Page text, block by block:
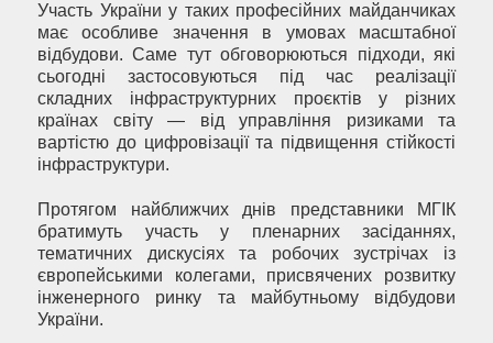
Участь України у таких професійних майданчиках
має особливе значення в умовах масштабної
відбудови. Саме тут обговорюються підходи, які
сьогодні застосовуються під час реалізації
складних інфраструктурних проєктів у різних
країнах світу — від управління ризиками та
вартістю до цифровізації та підвищення стійкості
інфраструктури.
Протягом найближчих днів представники МГІК
братимуть участь у пленарних засіданнях,
тематичних дискусіях та робочих зустрічах із
європейськими колегами, присвячених розвитку
інженерного ринку та майбутньому відбудови
України.